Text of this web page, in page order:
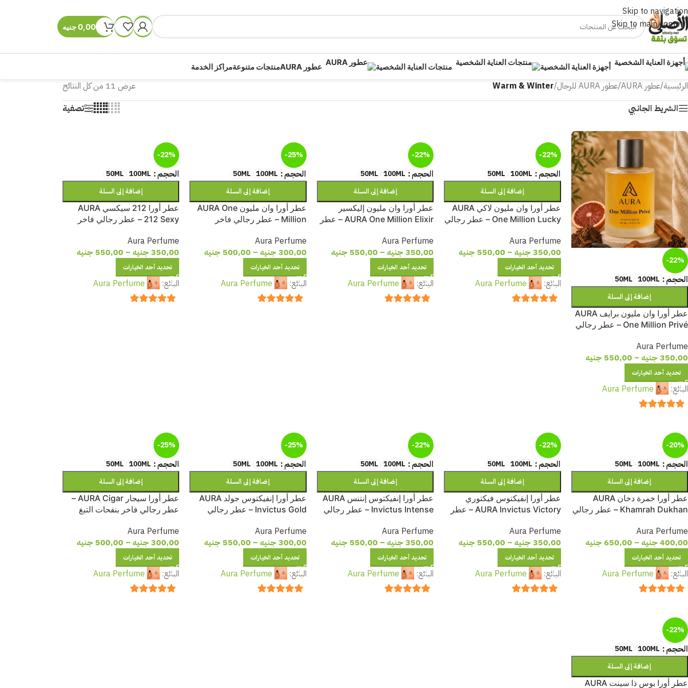
Skip to navigation
Skip to main content
0,00جنيه
أجهزة العناية الشخصية منتجات العناية الشخصية عطور AURA منتجات متنوعةمراكز الخدمة
الرئيسية/عطور AURA /عطور AURA للرجال /
Warm & Winter
عرض ⁦11⁩ من كل النتائج
الشريط الجانبي
تصفية
-22%
الحجم 100ML
50ML
إضافة إلى السلة
عطر أورا وان مليون برايف AURA
One Million Privé – عطر رجالي
التونكا
Aura Perfume
350,00 جنيه –
550,00 جنيه
تحديد أحد الخيارات
البائع: Aura Perfume
-22%
الحجم 100ML
50ML
إضافة إلى السلة
عطر أورا وان مليون لاكي AURA
One Million Lucky – عطر رجالي
والبندق
Aura Perfume
350,00 جنيه –
550,00 جنيه
تحديد أحد الخيارات
البائع: Aura Perfume
-22%
الحجم 100ML
50ML
إضافة إلى السلة
عطر أورا وان مليون إليكسير
AURA One Million Elixir – عطر
والفانيليا
Aura Perfume
350,00 جنيه –
550,00 جنيه
تحديد أحد الخيارات
البائع: Aura Perfume
-25%
الحجم 100ML
50ML
إضافة إلى السلة
عطر أورا وان مليون AURA One
Million – عطر رجالي فاخر
والجلد
Aura Perfume
300,00 جنيه –
500,00 جنيه
تحديد أحد الخيارات
البائع: Aura Perfume
-22%
الحجم 100ML
50ML
إضافة إلى السلة
عطر أورا 212 سيكسي AURA
212 Sexy – عطر رجالي فاخر
الصندل
Aura Perfume
350,00 جنيه –
550,00 جنيه
تحديد أحد الخيارات
البائع: Aura Perfume
-20%
الحجم 100ML
50ML
إضافة إلى السلة
عطر أورا خمرة دخان AURA
Khamrah Dukhan – عطر رجالي
والتوابل والعنبر
Aura Perfume
400,00 جنيه –
650,00 جنيه
تحديد أحد الخيارات
البائع: Aura Perfume
-22%
الحجم 100ML
50ML
إضافة إلى السلة
عطر أورا إنفيكتوس فيكتوري
AURA Invictus Victory – عطر
والليمون والفلفل الوردي
Aura Perfume
350,00 جنيه –
550,00 جنيه
تحديد أحد الخيارات
البائع: Aura Perfume
-22%
الحجم 100ML
50ML
إضافة إلى السلة
عطر أورا إنفيكتوس إنتنس AURA
Invictus Intense – عطر رجالي
والأخشاب
Aura Perfume
350,00 جنيه –
550,00 جنيه
تحديد أحد الخيارات
البائع: Aura Perfume
-25%
الحجم 100ML
50ML
إضافة إلى السلة
عطر أورا إنفيكتوس جولد AURA
Invictus Gold – عطر رجالي
والأخشاب
Aura Perfume
300,00 جنيه –
550,00 جنيه
تحديد أحد الخيارات
البائع: Aura Perfume
-25%
الحجم 100ML
50ML
إضافة إلى السلة
عطر أورا سيجار AURA Cigar –
عطر رجالي فاخر بنفحات التبغ
Aura Perfume
300,00 جنيه –
500,00 جنيه
تحديد أحد الخيارات
البائع: Aura Perfume
-22%
الحجم 100ML
50ML
إضافة إلى السلة
عطر أورا بوس ذا سينت AURA